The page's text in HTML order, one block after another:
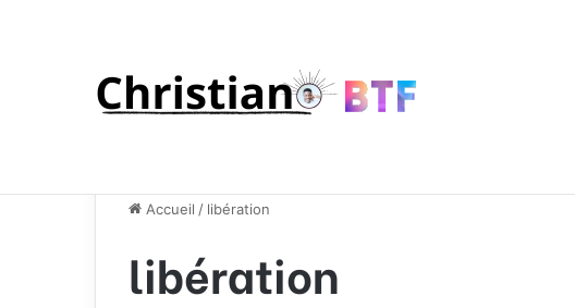
Accueil / libération
libération